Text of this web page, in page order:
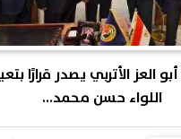
العز الأتربي يصدر قرارًا
اللواء حسن محمد...